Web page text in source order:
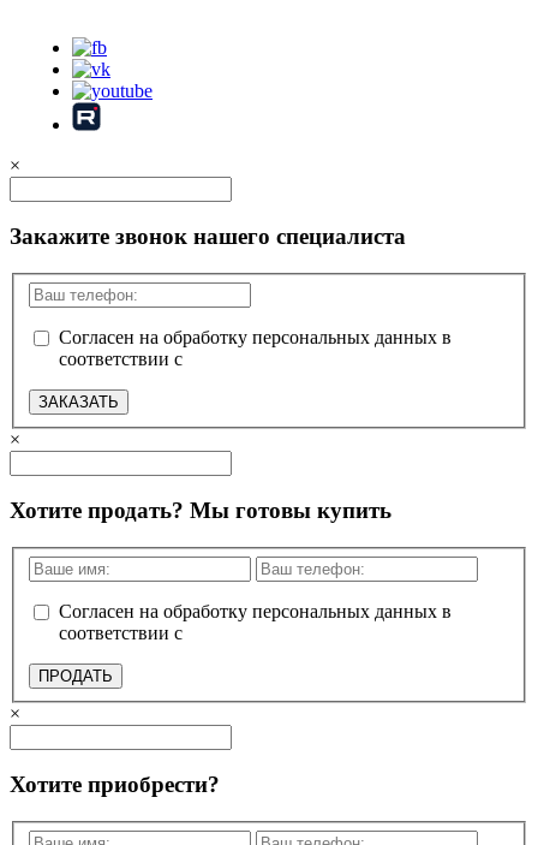
×
Закажите звонок нашего специалиста
Согласен на обработку персональных данных в
соответствии с
ЗАКАЗАТЬ
×
Хотите продать? Мы готовы купить
Согласен на обработку персональных данных в
соответствии с
ПРОДАТЬ
×
Хотите приобрести?